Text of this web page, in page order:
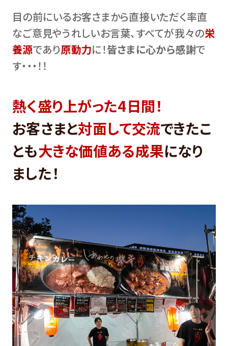
目の前にいるお客さまから直接いただく率直
なご意見やうれしいお言葉、すべてが我々の栄
養源であり原動力に！皆さまに心から感謝で
す・・・！！
熱く盛り上がった4日間！
お客さまと対面して交流できたこ
とも大きな価値ある成果になり
ました！